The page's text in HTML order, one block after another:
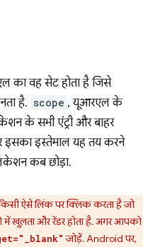
का वह सेट होता है जिसे
है. scope , यूआरएल के
के सभी एंट्री और बाहर
इसका इस्तेमाल यह तय करने
कब छोड़ा.
ऐसे लिंक पर क्लिक करता है जो
में खुलता और रेंडर होता है. अगर आपको
जोड़ें. Android पर,